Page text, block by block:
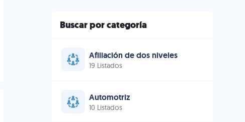
Buscar por categoría
Afiliación de dos niveles
19 Listados
Automotriz
10 Listados